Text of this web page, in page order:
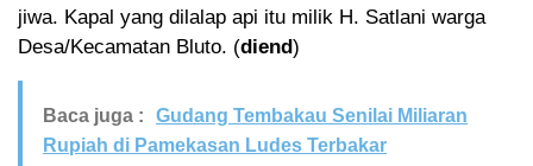
jiwa. Kapal yang dilalap api itu milik H. Satlani warga
Desa/Kecamatan Bluto. (diend)
Baca juga :
Gudang Tembakau Senilai Miliaran
Rupiah di Pamekasan Ludes Terbakar